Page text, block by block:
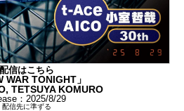
配信はこちら
WAR TONIGHT」
TETSUYA KOMURO
：2025/8/29
配信先に準ずる